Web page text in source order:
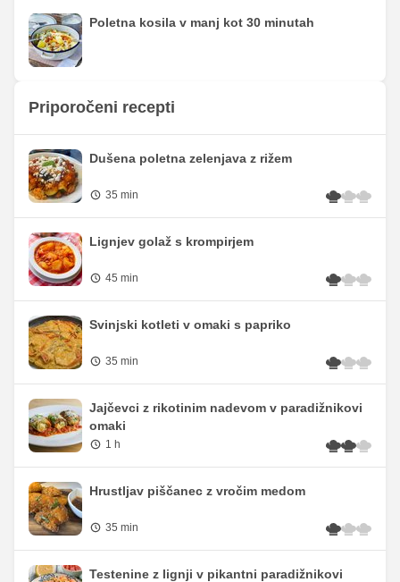
Poletna kosila v manj kot 30 minutah
Priporočeni recepti
Dušena poletna zelenjava z rižem
35 min
Lignjev golaž s krompirjem
45 min
Svinjski kotleti v omaki s papriko
35 min
Jajčevci z rikotinim nadevom v paradižnikovi
omaki
1 h
Hrustljav piščanec z vročim medom
35 min
Testenine z lignji v pikantni paradižnikovi